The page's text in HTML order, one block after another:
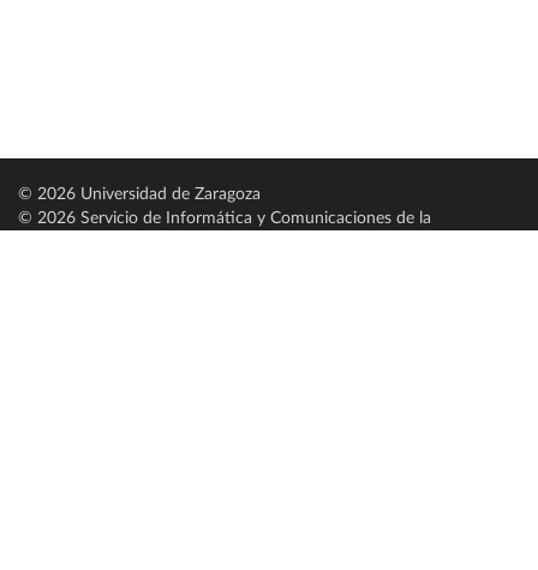
© 2026 Universidad de Zaragoza
© 2026 Servicio de Informática y Comunicaciones de la